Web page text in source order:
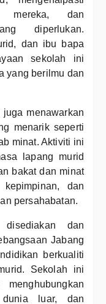
mereka, dan
diperlukan.
dan ibu bapa
sekolah ini
yang berilmu dan
menawarkan
menarik seperti
minat. Aktiviti ini
lapang murid
bakat dan minat
kepimpinan, dan
persahabatan.
dan
Jabang
berkualiti
Sekolah ini
dunia luar, dan